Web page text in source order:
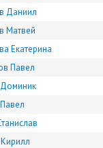
Даниил
Матвей
Екатерина
Павел
Доминик